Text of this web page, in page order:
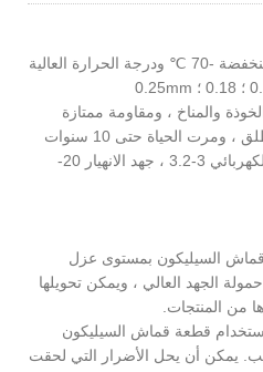
1. يستخدم بين درجة الحرارة المنخفضة -70 ℃ ودرجة الحرارة العالية
والمناخ ، ومقاومة ممتازة
الحياة حتى 10 سنوات
3. أداء عزل عالي ، ثابت العزل الكهربائي 3-3.2 ، جهد الانهيار 20-
قماش السيليكون بمستوى عزل
الجهد العالي ، ويمكن تحويلها
من المنتجات.
قطعة قماش السيليكون
يمكن أن يحل الأضرار التي لحقت